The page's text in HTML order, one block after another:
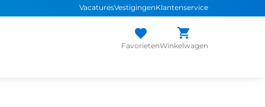
VacaturesVestigingenKlantenservice
FavorietenWinkelwagen